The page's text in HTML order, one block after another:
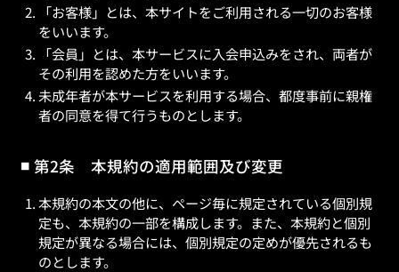
「お客様」とは、本サイトをご利用される一切のお客様
をいいます。
「会員」とは、本サービスに入会申込みをされ、両者が
その利用を認めた方をいいます。
未成年者が本サービスを利用する場合、都度事前に親権
者の同意を得て行うものとします。
第2条 本規約の適用範囲及び変更
本規約の本文の他に、ページ毎に規定されている個別規
定も、本規約の一部を構成します。また、本規約と個別
規定が異なる場合には、個別規定の定めが優先されるも
のとします。